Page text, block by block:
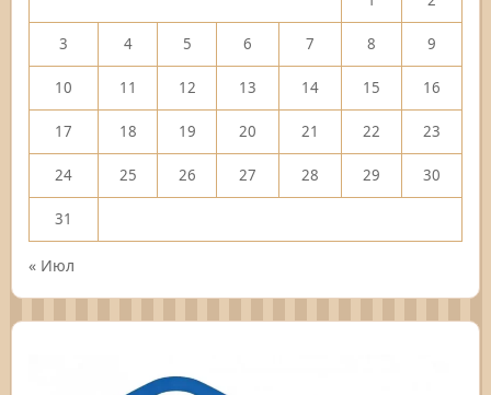
3 4 5 6 7 8 9
10 11 12 13 14 15 16
17 18 19 20 21 22 23
24 25 26 27 28 29 30
31
« Июл